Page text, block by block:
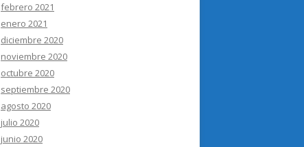
febrero 2021
enero 2021
diciembre 2020
noviembre 2020
octubre 2020
septiembre 2020
agosto 2020
julio 2020
junio 2020